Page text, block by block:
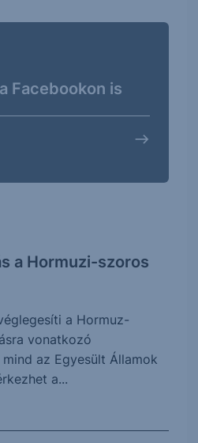
Facebookon is
a Hormuzi-szoros
a Hormuz-
vonatkozó
az Egyesült Államok
a...